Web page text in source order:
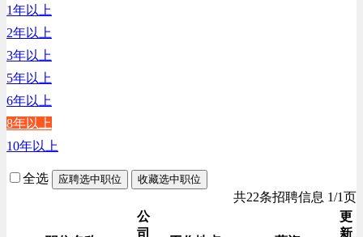
电力电气/能源/自动化
程序/语言开发类
行政/后勤/文秘类
销售类
人力资源类
互联网/电子商务/游戏类
建筑装潢/市政建设类
通信/移动互联网/手机类
技工/维修类
房地产开发/物业管理类
1年以上
2年以上
3年以上
5年以上
6年以上
8年以上
10年以上
全选 应聘选中职位 收藏选中职位
共22条招聘信息 1/1页
公
司
更
新